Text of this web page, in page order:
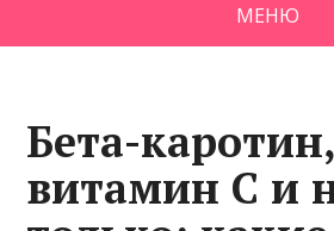
МЕНЮ
Бета-каротин,
витамин С и